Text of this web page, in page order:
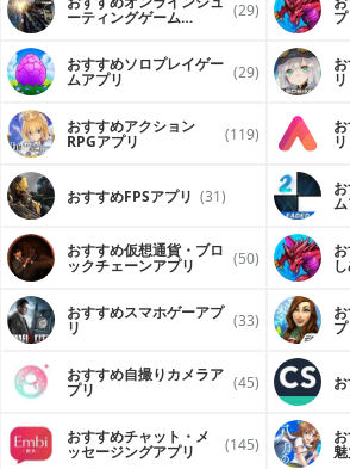
-連絡先アプリのインターフィースと同様
-iPhoneと連携したGoogle連絡先の情報も
-連絡先を選択し、QRコードを作成する
-直接連絡先へ電話発信、メール送信、
■QRコードの読み込み
-素早く正しく認識、無料アプリ認識でき
対応
-日本キャリア様の連絡先フォーマット全
-日本語ならShift-JIS、中国語や韓国語な
コードしたQRコードを自動解析
-docomoブックマーク、テキスト、URL、
も自動検出
-Safariブラウザで見たQRコードをコピー
付けで認識できます
-GEO位置情報を確認、地図の起動も
-生データの確認、QRコードの撮影時刻、
ジまで
-ダブルクリックでズーム変更
-フラッシュのON/OFF
-プラス+ボタンでイメージの選択と貼り
クを貼り付けるとき、自動的にダウンロ
ます
ーティングゲーム (29)
おすすめソロプレイゲー
ムアプリ (29) リ
おすすめアクション
RPGアプリ (119) リ
おすすめFPSアプリ (31)
おすすめ仮想通貨・ブロ
ックチェーンアプリ (50)
おすすめスマホゲーアプ
リ (33)
おすすめ自撮りカメラア
プリ (45)
おすすめチャット・メ
ッセージングアプリ (145)